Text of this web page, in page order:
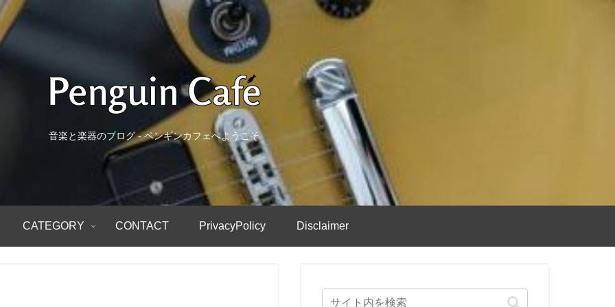
音楽と楽器のブログ - ペンギンカフェへようこそ
CATEGORY CONTACT PrivacyPolicy Disclaimer